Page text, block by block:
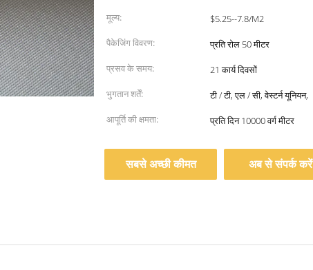
मूल्य:
$5.25--7.8/M2
पैकेजिंग विवरण:
प्रति रोल 50 मीटर
प्रसव के समय:
21 कार्य दिवसों
भुगतान शर्तें:
टी / टी, एल / सी, वेस्टर्न यूनियन,
आपूर्ति की क्षमता:
प्रति दिन 10000 वर्ग मीटर
सबसे अच्छी कीमत अब से संपर्क करें